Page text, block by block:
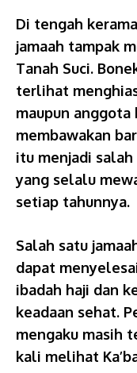
Di tengah
jamaah tampak
Tanah Suci.
terlihat
maupun
membawakan
itu menjadi
yang selalu
setiap tahunnya.
Salah satu
dapat
ibadah haji dan
keadaan sehat.
mengaku masih
kali melihat